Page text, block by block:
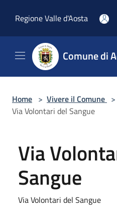
Regione Valle d'Aosta
Comune di
Home > Vivere il Comune >
Via Volontari del Sangue
Via
Sangue
Via Volontari del Sangue